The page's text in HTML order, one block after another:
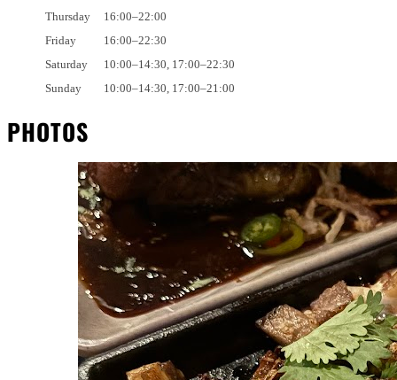
Thursday
16:00–22:00
Friday
16:00–22:30
Saturday
10:00–14:30, 17:00–22:30
Sunday
10:00–14:30, 17:00–21:00
PHOTOS